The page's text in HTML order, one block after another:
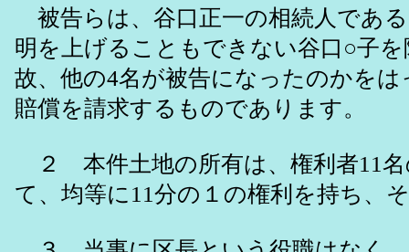
被告らは、谷口正一の相続人であ
明を上げることもできない谷口○子
故、他の4名が被告になったのかを
賠償を請求するものであります。
２ 本件土地の所有は、権利者11名
て、均等に11分の１の権利を持ち、